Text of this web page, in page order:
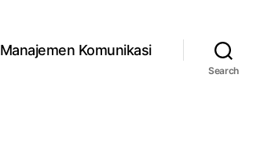
Manajemen Komunikasi
Search